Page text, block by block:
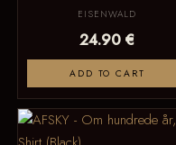
EISENWALD
24.90 €
ADD TO CART